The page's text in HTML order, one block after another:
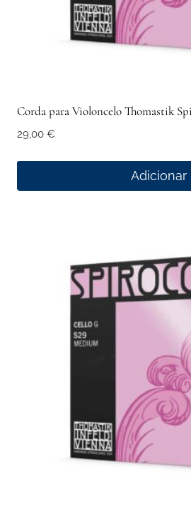
Corda para Violoncelo Thomastik
29,00 €
Adicionar